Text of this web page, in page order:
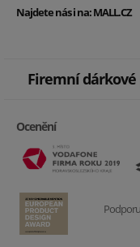
Najdete nás i na:MALL.CZ
Firemní
Ocenění